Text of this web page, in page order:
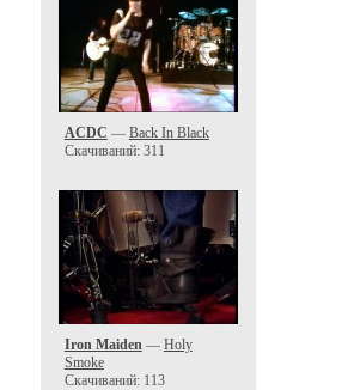
ACDC — Back In Black
Скачиваний: 311
Iron Maiden— Holy
Smoke
Скачиваний: 113